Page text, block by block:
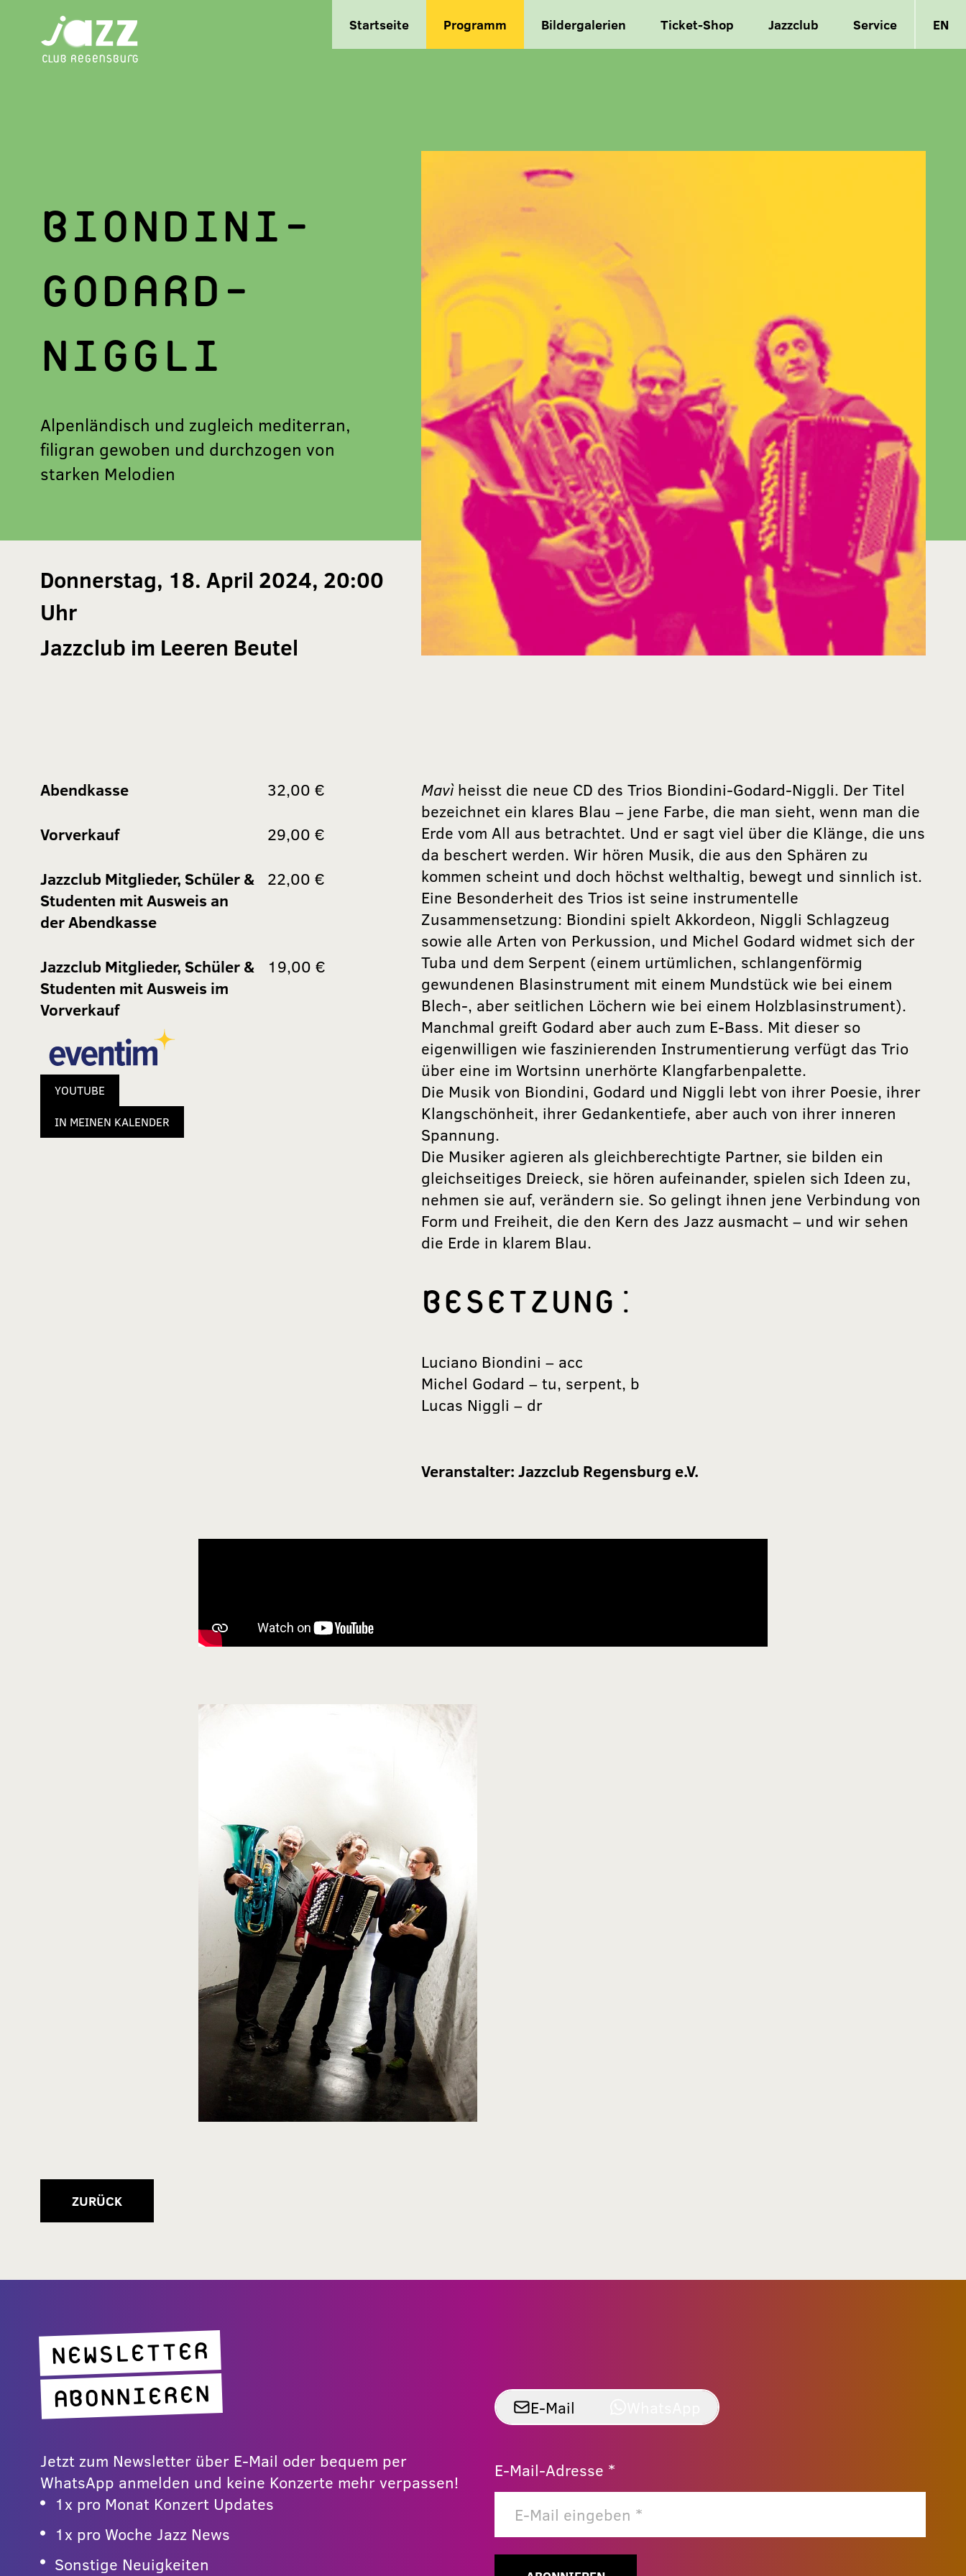
Startseite Programm Bildergalerien Ticket-Shop Jazzclub Service EN
BIONDINI-
GODARD-
NIGGLI
Alpenländisch und zugleich mediterran,
filigran gewoben und durchzogen von
starken Melodien
Donnerstag, 18. April 2024, 20:00
Uhr
Jazzclub im Leeren Beutel
Abendkasse 32,00 €
Vorverkauf 29,00 €
Jazzclub Mitglieder, Schüler &
Studenten mit Ausweis an
der Abendkasse
22,00 €
Jazzclub Mitglieder, Schüler &
Studenten mit Ausweis im
Vorverkauf
19,00 €
YOUTUBE
IN MEINEN KALENDER
Mavìheisst die neue CD des Trios Biondini-Godard-Niggli. Der Titel
bezeichnet ein klares Blau – jene Farbe, die man sieht, wenn man die
Erde vom All aus betrachtet. Und er sagt viel über die Klänge, die uns
da beschert werden. Wir hören Musik, die aus den Sphären zu
kommen scheint und doch höchst welthaltig, bewegt und sinnlich ist.
Eine Besonderheit des Trios ist seine instrumentelle
Zusammensetzung: Biondini spielt Akkordeon, Niggli Schlagzeug
sowie alle Arten von Perkussion, und Michel Godard widmet sich der
Tuba und dem Serpent (einem urtümlichen, schlangenförmig
gewundenen Blasinstrument mit einem Mundstück wie bei einem
Blech-, aber seitlichen Löchern wie bei einem Holzblasinstrument).
Manchmal greift Godard aber auch zum E-Bass. Mit dieser so
eigenwilligen wie faszinierenden Instrumentierung verfügt das Trio
über eine im Wortsinn unerhörte Klangfarbenpalette.
Die Musik von Biondini, Godard und Niggli lebt von ihrer Poesie, ihrer
Klangschönheit, ihrer Gedankentiefe, aber auch von ihrer inneren
Spannung.
Die Musiker agieren als gleichberechtigte Partner, sie bilden ein
gleichseitiges Dreieck, sie hören aufeinander, spielen sich Ideen zu,
nehmen sie auf, verändern sie. So gelingt ihnen jene Verbindung von
Form und Freiheit, die den Kern des Jazz ausmacht – und wir sehen
die Erde in klarem Blau.
BESETZUNG:
Luciano Biondini – acc
Michel Godard – tu, serpent, b
Lucas Niggli – dr
Veranstalter: Jazzclub Regensburg e.V.
ZURÜCK
NEWSLETTER
ABONNIEREN
Jetzt zum Newsletter über E-Mail oder bequem per
WhatsApp anmelden und keine Konzerte mehr verpassen!
1x pro Monat Konzert Updates
1x pro Woche Jazz News
Sonstige Neuigkeiten
E-Mail
E-Mail-Adresse *